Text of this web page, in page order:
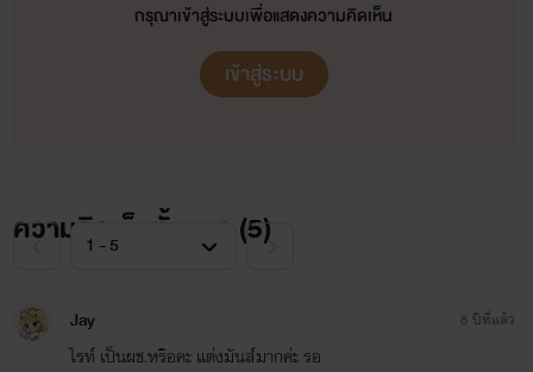
วินมอเตอร์ไซค์สุดหล่อ
นักเลงใหญ่
กรุณาเข้าสู่ระบบเพื่อแสดงความคิดเห็น
เข้าสู่ระบบ
ความคิดเห็นทั้งหมด (5)
Jay
ไรท์ เป็นผช.หรือคะ แต่งมันส์มากค่ะ รอ
8 ปีที่แล้ว